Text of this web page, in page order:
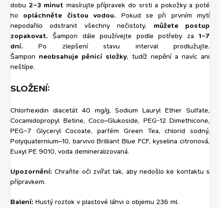
dobu 2–3 minut masírujte přípravek do srsti a pokožky a poté
ho
opláchněte čistou vodou. Pokud se při prvním mytí
nepodařilo odstranit všechny nečistoty, můžete postup
zopakovat. Šampon dále používejte podle potřeby za 1–7
dní. Po zlepšení stavu interval prodlužujte.
Šampon neobsahuje pěnicí složky, tudíž nepění a navíc ani
neštípe.
SLOŽENÍ:
Chlorhexidin diacetát 40 mg/g, Sodium Lauryl Ether Sulfate,
Cocamidopropyl Betine, Coco–Glukoside, PEG-12 Dimethicone,
PEG–7 Glyceryl Cocoate, parfém Green Tea, chlorid sodný,
Polyquaternium–10, barvivo Brilliant Blue FCF, kyselina citronová,
Euxyl PE 9010, voda demineralizovaná.
Upozornění: Chraňte oči zvířat tak, aby nedošlo ke kontaktu s
přípravkem.
Balení: Hustý roztok v plastové láhvi o objemu 236 ml.